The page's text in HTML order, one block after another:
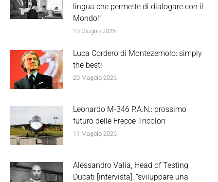
lingua che permette di dialogare con il
Mondo!”
10 Giugno 2026
Luca Cordero di Montezemolo: simply
the best!
20 Maggio 2026
Leonardo M-346 P.A.N.: prossimo
futuro delle Frecce Tricolori
11 Maggio 2026
Alessandro Valia, Head of Testing
Ducati [intervista]: “sviluppare una